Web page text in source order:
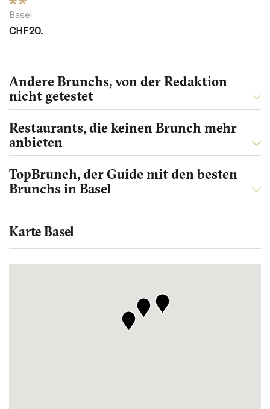
Basel
CHF20.
Andere Brunchs, von der Redaktion
nicht getestet
Restaurants, die keinen Brunch mehr
anbieten
TopBrunch, der Guide mit den besten
Brunchs in Basel
Karte Basel